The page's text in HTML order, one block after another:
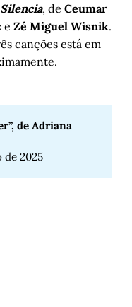
Silencia, de Ceumar
e Zé Miguel Wisnik.
canções está em
de Adriana
de 2025